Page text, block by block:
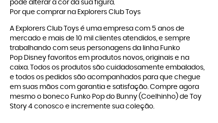
pode alterar a cor da sua figura.
Por que comprar na Explorers Club Toys
A Explorers Club Toys é uma empresa com 5 anos de
mercado e mais de 10 mil clientes atendidos, e sempre
trabalhando com seus personagens da linha Funko
Pop Disney favoritos em produtos novos, originais e na
caixa. Todos os produtos são cuidadosamente embalados,
e todos os pedidos são acompanhados para que chegue
em suas mãos com garantia e satisfação. Compre agora
mesmo o boneco Funko Pop do Bunny (Coelhinho) de Toy
Story 4 conosco e incremente sua coleção.